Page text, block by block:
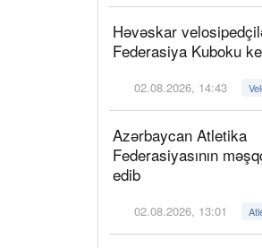
Həvəskar
Federasiya Kuboku
02.08.2026, 14:43
Azərbaycan Atletika
Federasiyasının
edib
02.08.2026, 13:01